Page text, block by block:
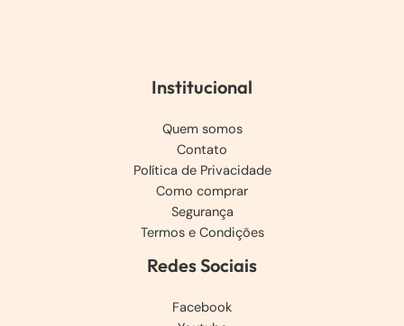
Institucional
Quem somos
Contato
Política de Privacidade
Como comprar
Segurança
Termos e Condições
Redes Sociais
Facebook